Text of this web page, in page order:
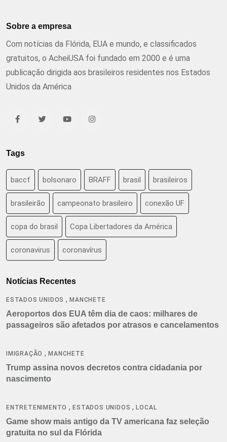
Sobre a empresa
Com notícias da Flórida, EUA e mundo, e classificados
gratuitos, o AcheiUSA foi fundado em 2000 e é uma
publicação dirigida aos brasileiros residentes nos Estados
Unidos da América
Tags
baccf bolsonaro BRAFF brasil brasileiros
brasileirão campeonato brasileiro conexão UF
copa do brasil Copa Libertadores da América
coronavirus coronavírus
Notícias Recentes
ESTADOS UNIDOS ,MANCHETE
Aeroportos dos EUA têm dia de caos: milhares de
passageiros são afetados por atrasos e cancelamentos
IMIGRAÇÃO ,MANCHETE
Trump assina novos decretos contra cidadania por
nascimento
ENTRETENIMENTO ,ESTADOS UNIDOS ,LOCAL
Game show mais antigo da TV americana faz seleção
gratuita no sul da Flórida